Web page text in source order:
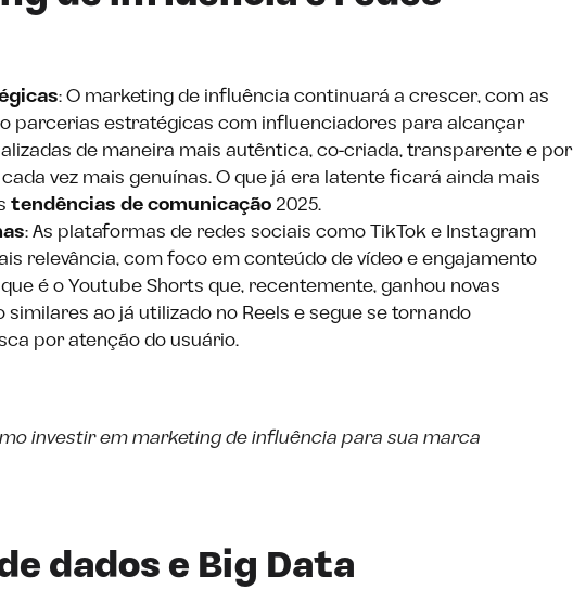
: O marketing de influência continuará a crescer, com as
parcerias estratégicas com influenciadores para alcançar
de maneira mais autêntica, co-criada, transparente e por
vez mais genuínas. O que já era latente ficará ainda mais
tendências de comunicação 2025.
: As plataformas de redes sociais como TikTok e Instagram
relevância, com foco em conteúdo de vídeo e engajamento
é o Youtube Shorts que, recentemente, ganhou novas
ao já utilizado no Reels e segue se tornando
por atenção do usuário.
investir em marketing de influência para sua marca
dados e Big Data